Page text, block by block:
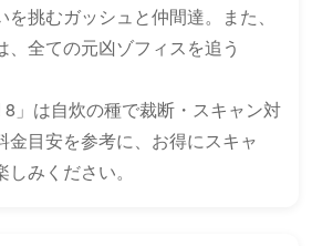
挑むガッシュと仲間達。また、
、全ての元凶ゾフィスを追う
8」は自炊の種で裁断・スキャン対
金目安を参考に、お得にスキャ
みください。